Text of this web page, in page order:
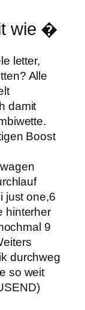
wie �
letter,
Alle
damit
Boost
just one,6
hinterher
9
durchweg
so weit